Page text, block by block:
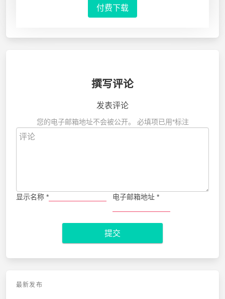
付费下载
撰写评论
发表评论
您的电子邮箱地址不会被公开。 必填项已用*标注
显示名称 * 电子邮箱地址 *
提交
最新发布